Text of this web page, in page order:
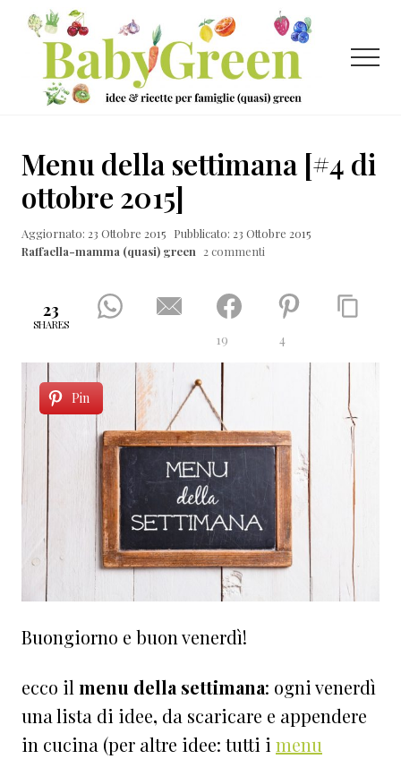
Menu
Passa
contenuto
principale
Passa
laterale
primaria
Passa
ricette
per
famiglie
Menu
Menu della settimana [#4 di
ottobre 2015]
Aggiornato: 23 Ottobre 2015 Pubblicato: 23 Ottobre 2015
Raffaella-mamma (quasi) green 2 commenti
23
SHARES
19 4
Pin
Buongiorno e buon venerdì!
ecco il menu della settimana: ogni venerdì
una lista di idee, da scaricare e appendere
in cucina (per altre idee: tutti i menu